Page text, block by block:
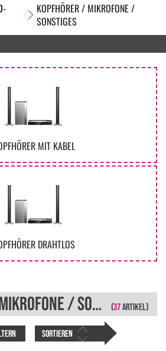
KOPFHÖRER / MIKROFONE /
SONSTIGES
MIT KABEL
DRAHTLOS
KOPFHÖRER / MIKROFONE / SONSTIGES (37ARTIKEL)
SORTIEREN